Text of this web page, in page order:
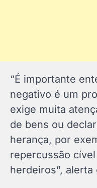
“É importante
negativo é um
exige muita
de bens ou
herança, por
repercussão
herdeiros”,